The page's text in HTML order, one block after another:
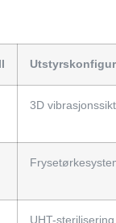
3D vibrasjonssikt
UHT-sterilisering